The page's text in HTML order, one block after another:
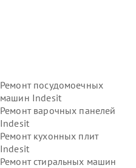
Ремонт посудомоечных
машин Indesit
Ремонт варочных панелей
Indesit
Ремонт кухонных плит
Indesit
Ремонт стиральных машин